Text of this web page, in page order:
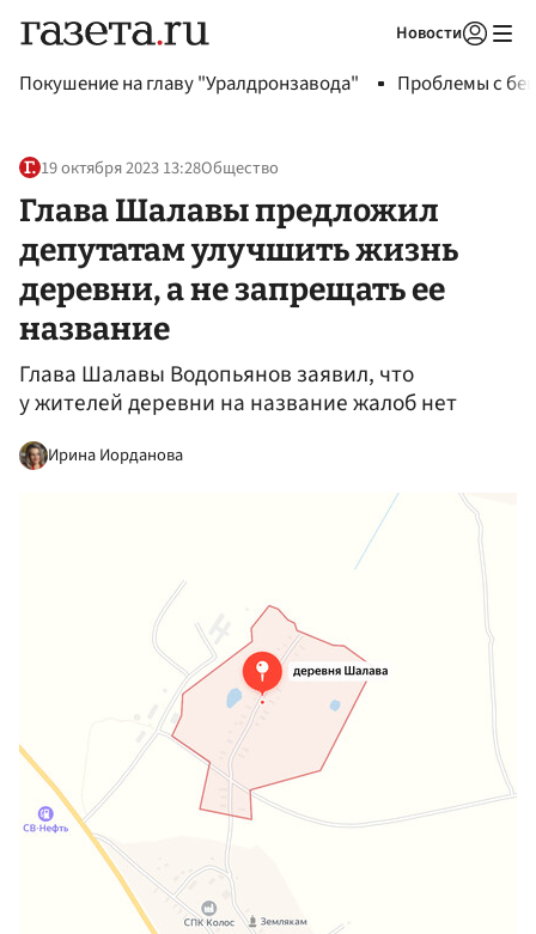
Новости
Покушение на главу "Уралдронзавода" Проблемы с
19 октября 2023 13:28Общество
Глава Шалавы предложил
депутатам улучшить жизнь
деревни, а не запрещать ее
название
Глава Шалавы Водопьянов заявил, что
у жителей деревни на название жалоб нет
Ирина Иорданова